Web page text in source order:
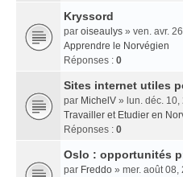
Kryssord
par oiseaulys » ven. avr.
Apprendre le Norvégien
Réponses : 0
Sites internet utiles
par MichelV » lun. déc.
Travailler et Etudier en
Réponses : 0
Oslo : opportunités
par Freddo » mer. août